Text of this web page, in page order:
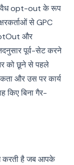
वैध opt-out के रूप
से GPC
और
पूर्व-सेट करने
को छूने से पहले
और उस पर कार्य
किए बिना गैर-
करती है जब आपके